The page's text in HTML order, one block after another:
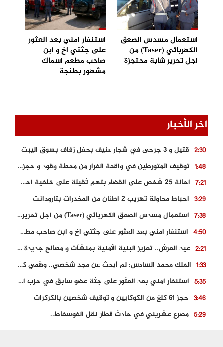
استعمال مسدس الصعق
الكهربائي (Taser) من
اجل تحرير شابة محتجزة
استنفار امني بعد العثور
على جثتي اخ و ابن
صاحب مطعم اسماك
مشهور بطنجة
اخر الأخبار
2:30 قتيل و 3 جرحى في شجار عنيف بحفل زفاف بسوق اليبت
1:48
توقيف المتورطين في واقعة الفرار من محطة وقود و حجز السيارة
7:21
احالة 25 شخص على القضاء بتهم ثقيلة على خلفية احداث المناطق الشمالية
3:29 احباط محاولة تهريب 2 اطنان من المخدرات بتارودانت
7:38
استعمال مسدس الصعق الكهربائي (Taser) من اجل تحرير شابة محتجزة
4:50
استنفار امني بعد العثور على جثتي اخ و ابن صاحب مطعم اسماك مشهور بطنجة
2:21
عيد العرش.. تعزيز البنية الأمنية بمنشآت و مصالح جديدة بكل من الحسيمة – فاس و الناظور
1:33
الملك محمد السادس: لم أبحث عن مجد شخصي.. وهَمي كرامة المغاربة
5:35
استنفار امني بعد العثور على جثة عضو سابق في حزب المصباح بالقنيطرة..
3:46 حجز 61 كلغ من الكوكايين و توقيف شخصين بالكركرات
5:29 مصرع عشريني في حادث قطار نقل الفوسفاط..